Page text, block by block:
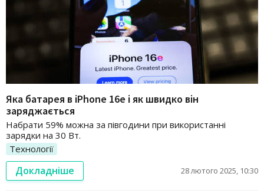
Яка батарея в iPhone 16e і як швидко він
заряджається
Набрати 59% можна за півгодини при використанні
зарядки на 30 Вт.
Технології
Докладніше 28 лютого 2025, 10:30